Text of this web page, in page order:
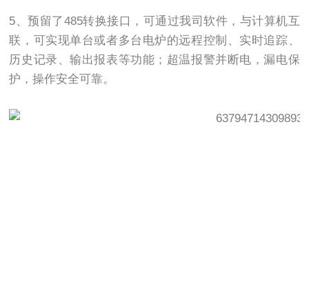
5、预留了485转换接口，可通过我司软件，与计算机互
联，可实现单台或者多台电炉的远程控制、实时追踪、
历史记录、输出报表等功能；超温报警并断电，漏电保
护，操作安全可靠。